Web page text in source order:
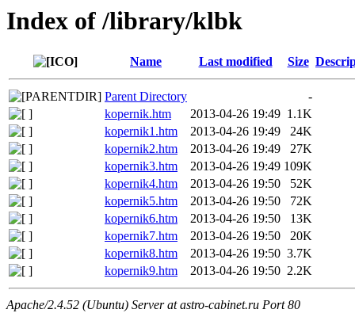
Index of /library/klbk
Name Last modified Size
Parent Directory
-
kopernik.htm
2013-04-26 19:49 1.1K
kopernik1.htm
2013-04-26 19:49
24K
kopernik2.htm
2013-04-26 19:49
27K
kopernik3.htm
2013-04-26 19:49 109K
kopernik4.htm
2013-04-26 19:50
52K
kopernik5.htm
2013-04-26 19:50
72K
kopernik6.htm
2013-04-26 19:50
13K
kopernik7.htm
2013-04-26 19:50
20K
kopernik8.htm
2013-04-26 19:50 3.7K
kopernik9.htm
2013-04-26 19:50 2.2K
Apache/2.4.52 (Ubuntu) Server at astro-cabinet.ru Port 80